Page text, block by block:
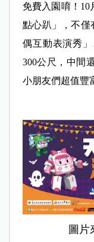
免費入園唷！10
點心趴」，不僅
偶互動表演秀
300公尺，中間
小朋友們超值豐
圖片